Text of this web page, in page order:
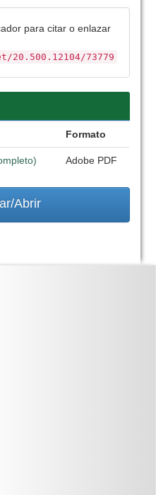
para citar o enlazar
73779
Formato
Adobe PDF
Abrir